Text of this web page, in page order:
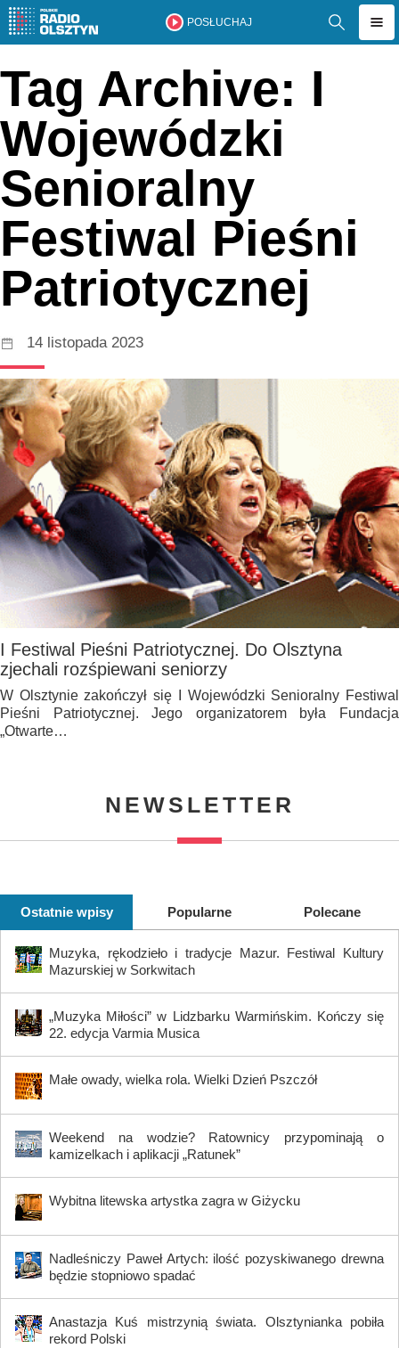
POSŁUCHAJ
Tag Archive: I
Wojewódzki
Senioralny
Festiwal Pieśni
Patriotycznej
14 listopada 2023
I Festiwal Pieśni Patriotycznej. Do Olsztyna
zjechali rozśpiewani seniorzy
W Olsztynie zakończył się I Wojewódzki Senioralny Festiwal
Pieśni Patriotycznej. Jego organizatorem była Fundacja
„Otwarte…
NEWSLETTER
Ostatnie wpisy Popularne Polecane
Muzyka, rękodzieło i tradycje Mazur. Festiwal Kultury
Mazurskiej w Sorkwitach
„Muzyka Miłości” w Lidzbarku Warmińskim. Kończy się
22. edycja Varmia Musica
Małe owady, wielka rola. Wielki Dzień Pszczół
Weekend na wodzie? Ratownicy przypominają o
kamizelkach i aplikacji „Ratunek”
Wybitna litewska artystka zagra w Giżycku
Nadleśniczy Paweł Artych: ilość pozyskiwanego drewna
będzie stopniowo spadać
Anastazja Kuś mistrzynią świata. Olsztynianka pobiła
rekord Polski